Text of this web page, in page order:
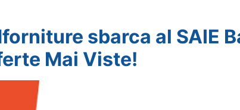
sbarca al SAIE
Mai Viste!